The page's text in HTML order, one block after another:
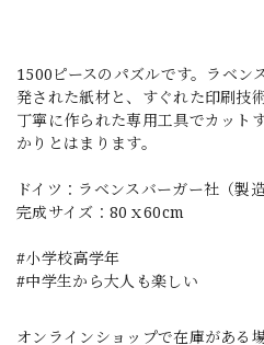
1500ピースのパズルです。ラベン
発された紙材と、すぐれた印刷技
丁寧に作られた専用工具でカット
かりとはまります。
ドイツ：ラベンスバーガー社（製
完成サイズ：80ｘ60cm
#小学校高学年
#中学生から大人も楽しい
オンラインショップで在庫がある